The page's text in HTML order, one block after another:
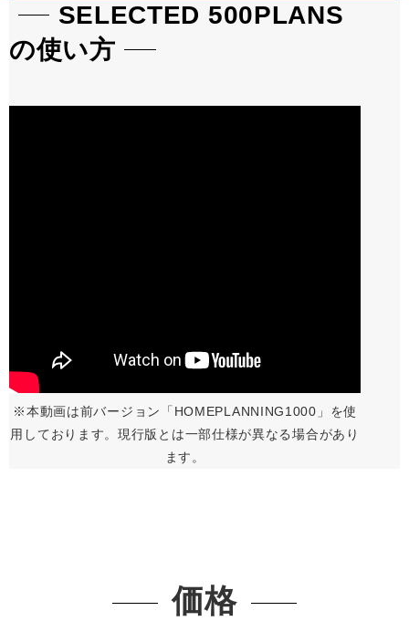
SELECTED 500PLANS
の使い方
※本動画は前バージョン「HOMEPLANNING1000」を使
用しております。現行版とは一部仕様が異なる場合があり
ます。
価格